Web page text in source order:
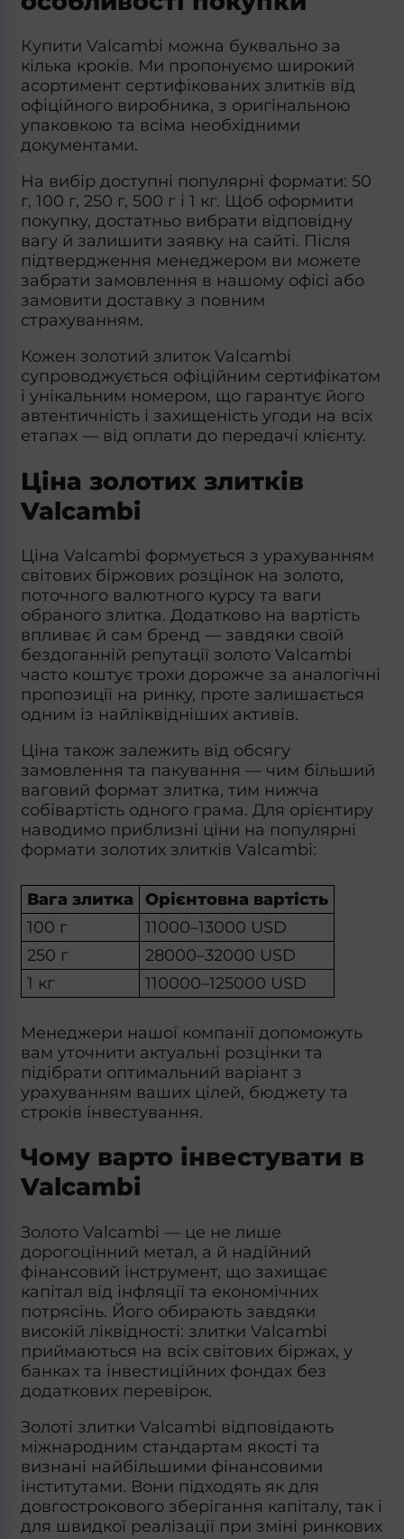
Купити Valcambi можна буквально за
кілька кроків. Ми пропонуємо широкий
асортимент сертифікованих злитків від
офіційного виробника, з оригінальною
упаковкою та всіма необхідними
документами.
На вибір доступні популярні формати: 50
г, 100 г, 250 г, 500 г і 1 кг. Щоб оформити
покупку, достатньо вибрати відповідну
вагу й залишити заявку на сайті. Після
підтвердження менеджером ви можете
забрати замовлення в нашому офісі або
замовити доставку з повним
страхуванням.
Кожен золотий злиток Valcambi
супроводжується офіційним сертифікатом
і унікальним номером, що гарантує його
автентичність і захищеність угоди на всіх
етапах — від оплати до передачі клієнту.
Ціна золотих злитків
Valcambi
Ціна Valcambi формується з урахуванням
світових біржових розцінок на золото,
поточного валютного курсу та ваги
обраного злитка. Додатково на вартість
впливає й сам бренд — завдяки своїй
бездоганній репутації золото Valcambi
часто коштує трохи дорожче за аналогічні
пропозиції на ринку, проте залишається
одним із найліквідніших активів.
Ціна також залежить від обсягу
замовлення та пакування — чим більший
ваговий формат злитка, тим нижча
собівартість одного грама. Для орієнтиру
наводимо приблизні ціни на популярні
формати золотих злитків Valcambi:
Вага злитка
Орієнтовна вартість
100 г
11000–13000 USD
250 г
28000–32000 USD
1 кг
110000–125000 USD
Менеджери нашої компанії допоможуть
вам уточнити актуальні розцінки та
підібрати оптимальний варіант з
урахуванням ваших цілей, бюджету та
строків інвестування.
Чому варто інвестувати в
Valcambi
Золото Valcambi — це не лише
дорогоцінний метал, а й надійний
фінансовий інструмент, що захищає
капітал від інфляції та економічних
потрясінь. Його обирають завдяки
високій ліквідності: злитки Valcambi
приймаються на всіх світових біржах, у
банках та інвестиційних фондах без
додаткових перевірок.
Золоті злитки Valcambi відповідають
міжнародним стандартам якості та
визнані найбільшими фінансовими
інститутами. Вони підходять як для
довгострокового зберігання капіталу, так і
для швидкої реалізації при зміні ринкових